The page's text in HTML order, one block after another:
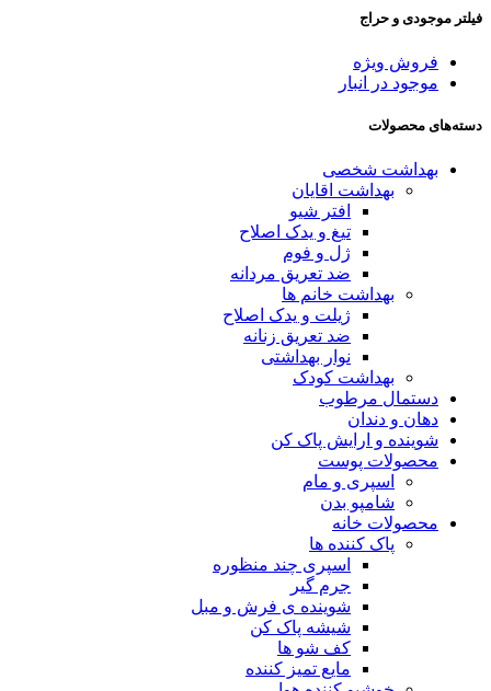
فیلتر موجودی و حراج
فروش ویژه
موجود در انبار
دسته‌های محصولات
بهداشت شخصی
بهداشت اقایان
افتر شیو
تیغ و یدک اصلاح
ژل و فوم
ضد تعریق مردانه
بهداشت خانم ها
ژیلت و یدک اصلاح
ضد تعریق زنانه
نوار بهداشتی
بهداشت کودک
دستمال مرطوب
دهان و دندان
شوینده و ارایش پاک کن
محصولات پوست
اسپری و مام
شامپو بدن
محصولات خانه
پاک کننده ها
اسپری چند منظوره
جرم گیر
شوینده ی فرش و مبل
شیشه پاک کن
کف شو ها
مایع تمیز کننده